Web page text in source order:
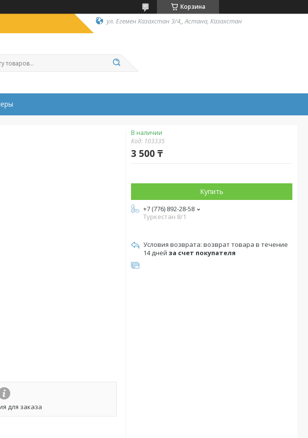
Корзина
ул. Егемен Казахстан 3/4,, Астана, Казахстан
для заказа
В наличии
Код: 103335
3 500 ₸
Купить
+7 (776) 892-28-58
Туркестан 8/1
возврат товара в течение
14 дней за счет покупателя